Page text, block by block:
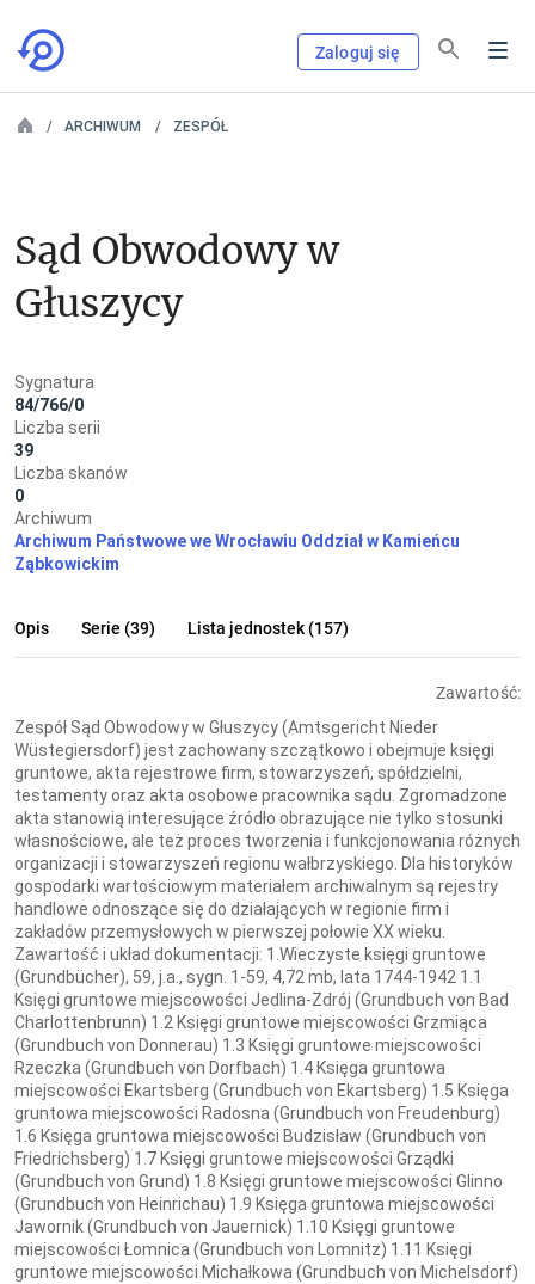
Zaloguj się
ARCHIWUM ZESPÓŁ
Sąd Obwodowy w
Głuszycy
Sygnatura
84/766/0
Liczba serii
39
Liczba skanów
0
Archiwum
Archiwum Państwowe we Wrocławiu Oddział w Kamieńcu
Ząbkowickim
Opis Serie (39) Lista jednostek (157)
Zawartość:
Zespół Sąd Obwodowy w Głuszycy (Amtsgericht Nieder
Wüstegiersdorf) jest zachowany szczątkowo i obejmuje księgi
gruntowe, akta rejestrowe firm, stowarzyszeń, spółdzielni,
testamenty oraz akta osobowe pracownika sądu. Zgromadzone
akta stanowią interesujące źródło obrazujące nie tylko stosunki
własnościowe, ale też proces tworzenia i funkcjonowania różnych
organizacji i stowarzyszeń regionu wałbrzyskiego. Dla historyków
gospodarki wartościowym materiałem archiwalnym są rejestry
handlowe odnoszące się do działających w regionie firm i
zakładów przemysłowych w pierwszej połowie XX wieku.
Zawartość i układ dokumentacji: 1.Wieczyste księgi gruntowe
(Grundbücher), 59, j.a., sygn. 1-59, 4,72 mb, lata 1744-1942 1.1
Księgi gruntowe miejscowości Jedlina-Zdrój (Grundbuch von Bad
Charlottenbrunn) 1.2 Księgi gruntowe miejscowości Grzmiąca
(Grundbuch von Donnerau) 1.3 Księgi gruntowe miejscowości
Rzeczka (Grundbuch von Dorfbach) 1.4 Księga gruntowa
miejscowości Ekartsberg (Grundbuch von Ekartsberg) 1.5 Księga
gruntowa miejscowości Radosna (Grundbuch von Freudenburg)
1.6 Księga gruntowa miejscowości Budzisław (Grundbuch von
Friedrichsberg) 1.7 Księgi gruntowe miejscowości Grządki
(Grundbuch von Grund) 1.8 Księgi gruntowe miejscowości Glinno
(Grundbuch von Heinrichau) 1.9 Księga gruntowa miejscowości
Jawornik (Grundbuch von Jauernick) 1.10 Księgi gruntowe
miejscowości Łomnica (Grundbuch von Lomnitz) 1.11 Księgi
gruntowe miejscowości Michałkowa (Grundbuch von Michelsdorf)